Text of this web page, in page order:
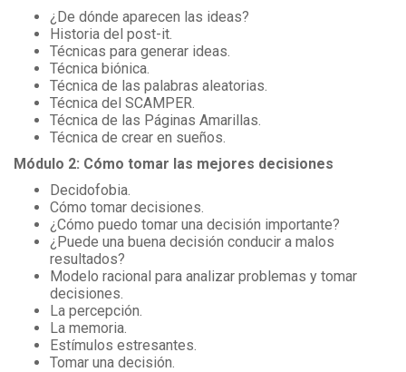
¿De dónde aparecen las ideas?
Historia del post-it.
Técnicas para generar ideas.
Técnica biónica.
Técnica de las palabras aleatorias.
Técnica del SCAMPER.
Técnica de las Páginas Amarillas.
Técnica de crear en sueños.
Módulo 2: Cómo tomar las mejores decisiones
Decidofobia.
Cómo tomar decisiones.
¿Cómo puedo tomar una decisión importante?
¿Puede una buena decisión conducir a malos
resultados?
Modelo racional para analizar problemas y tomar
decisiones.
La percepción.
La memoria.
Estímulos estresantes.
Tomar una decisión.